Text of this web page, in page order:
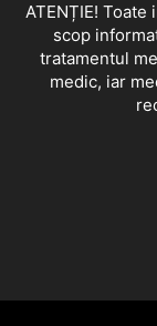
ATENȚIE!
scop
tratamentul
medic, iar